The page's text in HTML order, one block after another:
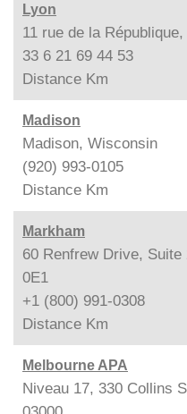
Lyon
11 rue de la
33 6 21 69 44 53
Distance Km
Madison
Madison, Wisconsin
(920) 993-0105
Distance Km
Markham
60 Renfrew Drive,
0E1
+1 (800) 991-0308
Distance Km
Melbourne APA
Niveau 17, 330 Collins